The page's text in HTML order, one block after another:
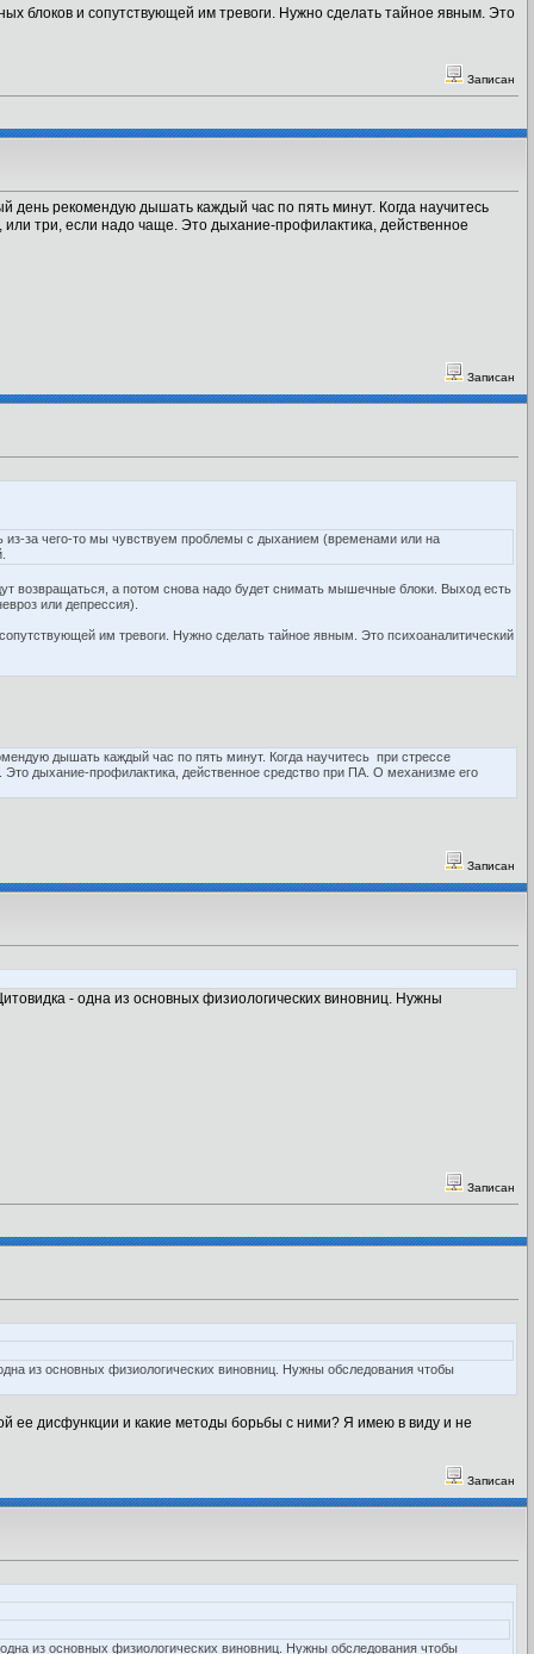
блоков и сопутствующей им тревоги. Нужно сделать тайное явным. Это
Записан
рекомендую дышать каждый час по пять минут. Когда научитесь
или три, если надо чаще. Это дыхание-профилактика, действенное
Записан
из-за чего-то мы чувствуем проблемы с дыханием (временами или на
возвращаться, а потом снова надо будет снимать мышечные блоки. Выход есть
или депрессия).
им тревоги. Нужно сделать тайное явным. Это психоаналитический
дышать каждый час по пять минут. Когда научитесь при стрессе
дыхание-профилактика, действенное средство при ПА. О механизме его
Записан
- одна из основных физиологических виновниц. Нужны
Записан
из основных физиологических виновниц. Нужны обследования чтобы
ее дисфункции и какие методы борьбы с ними? Я имею в виду и не
Записан
из основных физиологических виновниц. Нужны обследования чтобы